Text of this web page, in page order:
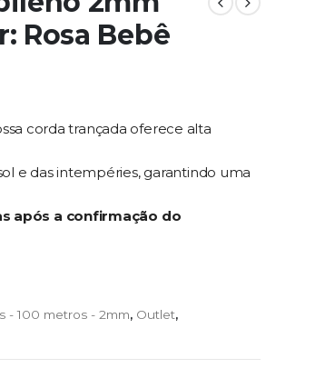
Rosa Bebê
corda trançada oferece alta
e das intempéries, garantindo uma
após a confirmação do
- 100 metros - 2mm, Outlet,